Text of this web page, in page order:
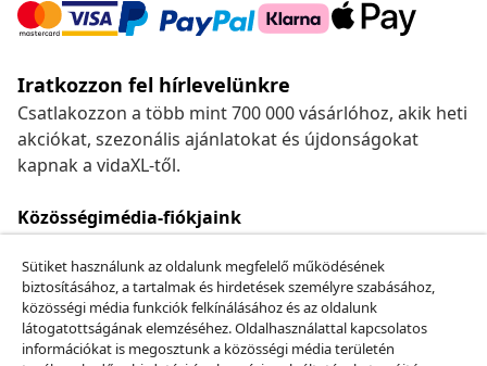
Iratkozzon fel hírlevelünkre
Csatlakozzon a több mint 700 000 vásárlóhoz, akik heti
akciókat, szezonális ajánlatokat és újdonságokat
kapnak a vidaXL-től.
Közösségimédia-fiókjaink
Szerződéstől való elállás
Küldj be egy rendelés lemondására vonatkozó
Sütiket használunk az oldalunk megfelelő működésének
biztosításához, a tartalmak és hirdetések személyre szabásához,
közösségi média funkciók felkínálásához és az oldalunk
látogatottságának elemzéséhez. Oldalhasználattal kapcsolatos
információkat is megosztunk a közösségi média területén